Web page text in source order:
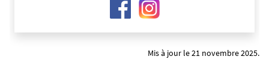
Mis à jour le 21 novembre 2025.